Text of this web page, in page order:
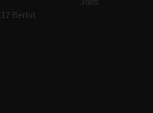
Berlin